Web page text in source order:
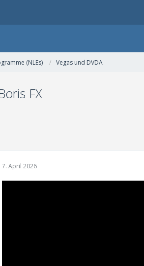
(NLEs) Vegas und DVDA
FX
7. April 2026